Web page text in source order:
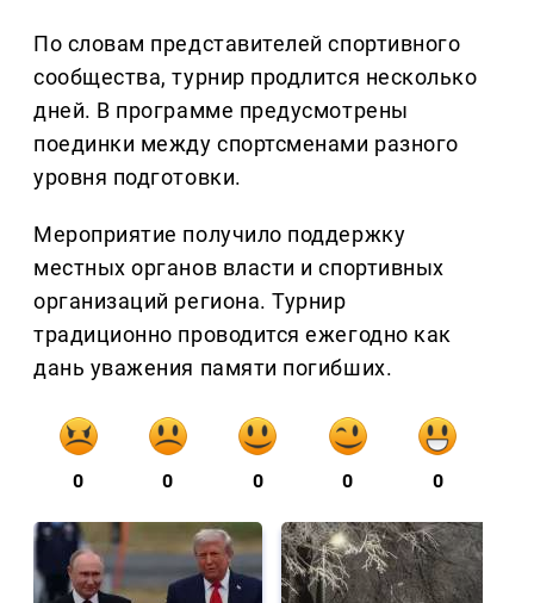
По словам представителей спортивного
сообщества, турнир продлится несколько
дней. В программе предусмотрены
поединки между спортсменами разного
уровня подготовки.
Мероприятие получило поддержку
местных органов власти и спортивных
организаций региона. Турнир
традиционно проводится ежегодно как
дань уважения памяти погибших.
0 0 0 0 0